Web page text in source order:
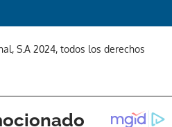
S.A 2024, todos los derechos